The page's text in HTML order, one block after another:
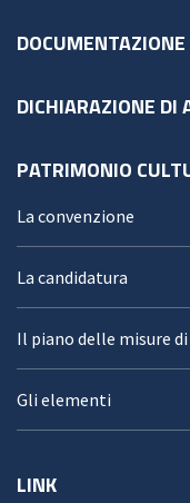
DOCUMENTAZIONE
DICHIARAZIONE DI
PATRIMONIO
La convenzione
La candidatura
Il piano delle misure
Gli elementi
LINK